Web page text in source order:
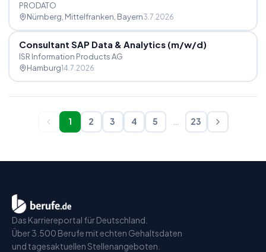
PRODATO
Nürnberg, Mittelfranken , Bayern3.7.2026
Consultant SAP Data & Analytics (m/w/d)
ISR Information Products AG
Hamburg14.7.2026
1 2 3 4 5 23
Das Karriereportal für Deutschland.
Über 3.500 Berufe mit echten Gehaltsdaten
und tagesaktuellen Stellenangeboten.